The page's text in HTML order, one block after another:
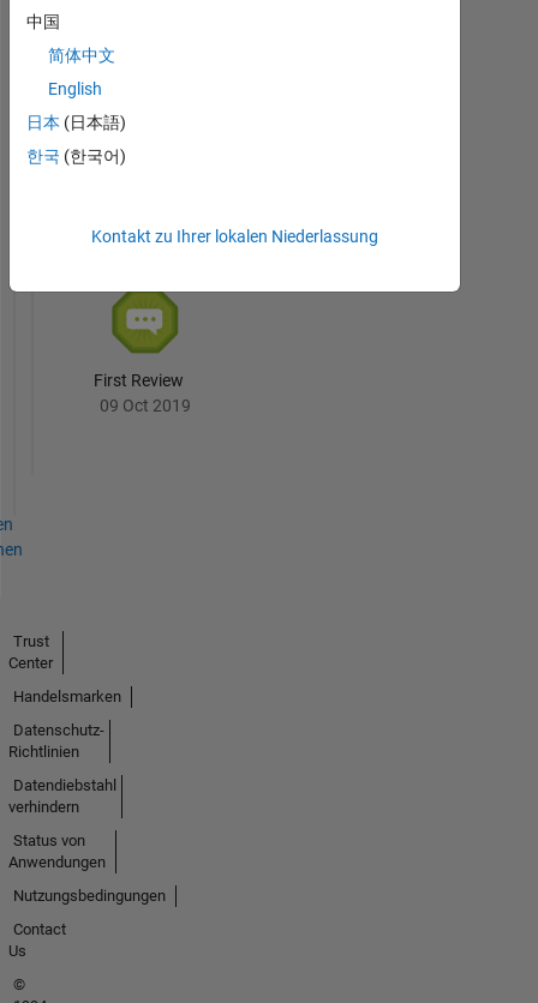
20 Jul 2017
Abzeichen
First Review
09 Oct 2019
中国
简体中文
English
日本 (日本語)
한국 (한국어)
Kontakt zu Ihrer lokalen Niederlassung
Trust
Center
Handelsmarken
Datenschutz-
Richtlinien
Datendiebstahl
verhindern
Status von
Anwendungen
Nutzungsbedingungen
Contact
Us
©